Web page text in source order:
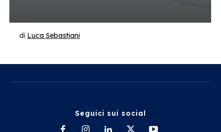
di Luca Sebastiani
Seguici sui social